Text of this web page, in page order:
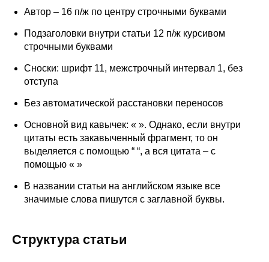
Автор – 16 п/ж по центру строчными буквами
Подзаголовки внутри статьи 12 п/ж курсивом
строчными буквами
Сноски: шрифт 11, межстрочный интервал 1, без
отступа
Без автоматической расстановки переносов
Основной вид кавычек: « ». Однако, если внутри
цитаты есть закавыченный фрагмент, то он
выделяется с помощью “ “, а вся цитата – с
помощью « »
В названии статьи на английском языке все
значимые слова пишутся с заглавной буквы.
Структура статьи